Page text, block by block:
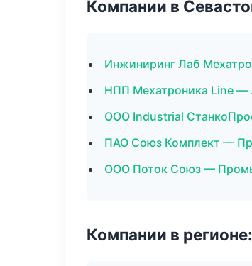
Компании в
Инжиниринг Лаб
НПП Мехатроника Line —
ООО Industrial
ПАО Союз Комплект —
ООО Поток Союз —
Компании в